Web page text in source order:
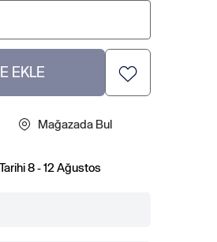
EKLE
Mağazada Bul
8 - 12 Ağustos